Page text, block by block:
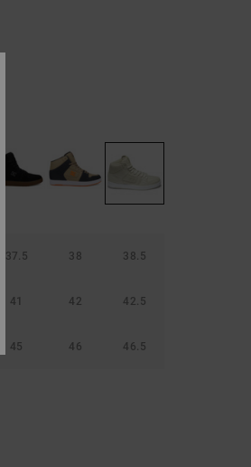
37.5 38 38.5
41 42 42.5
45 46 46.5